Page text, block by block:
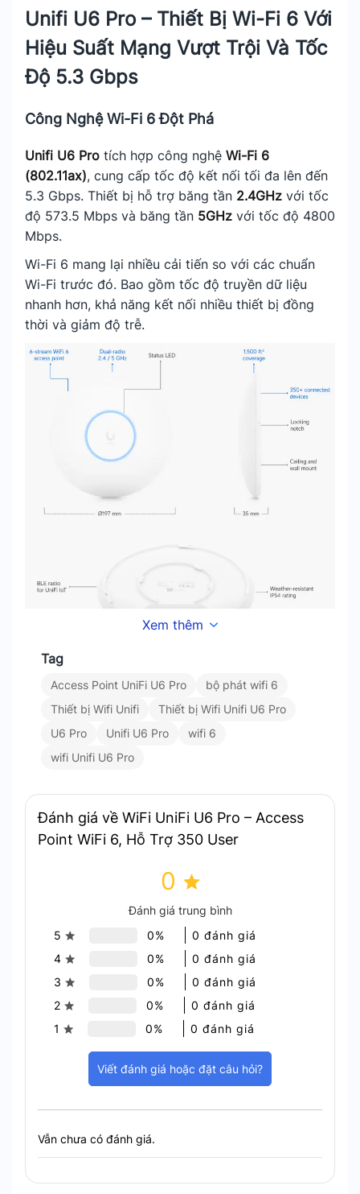
Unifi U6 Pro – Thiết Bị Wi-Fi 6 Với
Hiệu Suất Mạng Vượt Trội Và Tốc
Độ 5.3 Gbps
Công Nghệ Wi-Fi 6 Đột Phá
Unifi U6 Pro tích hợp công nghệ Wi-Fi 6
(802.11ax), cung cấp tốc độ kết nối tối đa lên đến
5.3 Gbps. Thiết bị hỗ trợ băng tần 2.4GHz với tốc
độ 573.5 Mbps và băng tần 5GHz với tốc độ 4800
Mbps.
Wi-Fi 6 mang lại nhiều cải tiến so với các chuẩn
Wi-Fi trước đó. Bao gồm tốc độ truyền dữ liệu
nhanh hơn, khả năng kết nối nhiều thiết bị đồng
thời và giảm độ trễ.
350 User
Hiệu Suất Mạng Vượt Trội Và Ổn Định
và OFDMA. MU-MIMO cho phép nhiều thiết bị
truyền và nhận dữ liệu đồng thời
nhiều thiết bị cùng lúc
Xem thêm
Tag
Access Point UniFi U6 Pro
bộ phát wifi 6
Thiết bị Wifi Unifi
Thiết bị Wifi Unifi U6 Pro
U6 Pro
Unifi U6 Pro
wifi 6
wifi Unifi U6 Pro
Đánh giá về WiFi UniFi U6 Pro – Access
Point WiFi 6, Hỗ Trợ 350 User
0
Đánh giá trung bình
5
0%
0 đánh giá
4
0%
0 đánh giá
3
0%
0 đánh giá
2
0%
0 đánh giá
1
0% 0 đánh giá
Viết đánh giá hoặc đặt câu hỏi?
Vẫn chưa có đánh giá.